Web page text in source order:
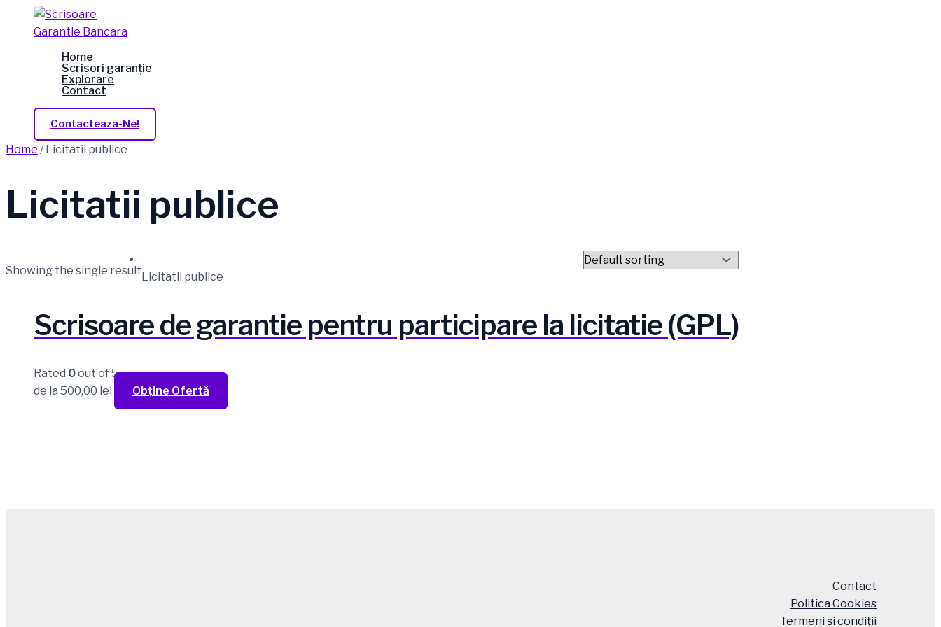
Home
Scrisori garanție
Explorare
Contact
Contacteaza-Ne!
Home / Licitatii publice
Licitatii publice
Showing the single result Licitatii publice
Scrisoare de garantie pentru participare la licitatie (GPL)
Rated 0out of 5
de la 500,00 lei Obține Ofertă
Contact
Politica Cookies
Termeni și condiții